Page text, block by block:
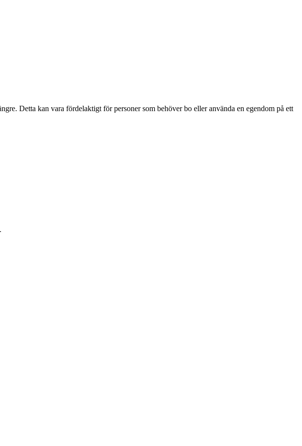
Detta kan vara fördelaktigt för personer som behöver bo eller använda en egendom på ett